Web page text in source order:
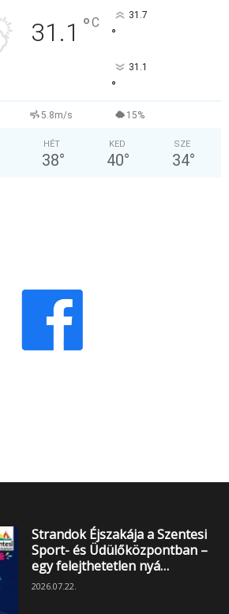
31.1 °C 31.7
°
31.1
°
5.8m/s 15%
HÉT
38°
KED
40°
SZE
34°
Strandok Éjszakája a Szentesi
Sport- és Üdülőközpontban –
egy felejthetetlen nyá…
2026.07.22.